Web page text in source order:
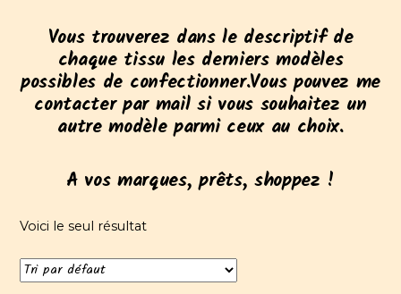
Vous trouverez dans le descriptif de
chaque tissu les derniers modèles
possibles de confectionner.Vous pouvez me
contacter par mail si vous souhaitez un
autre modèle parmi ceux au choix.
A vos marques, prêts, shoppez !
Voici le seul résultat